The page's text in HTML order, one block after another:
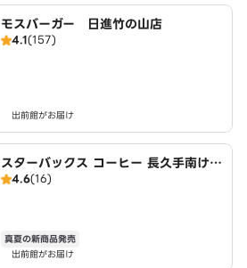
モスバーガー 日進竹の山店
4.1(157)
出前館がお届け
スターバックス コーヒー 長久手南けや
き通り店
4.6(16)
真夏の新商品発売
出前館がお届け